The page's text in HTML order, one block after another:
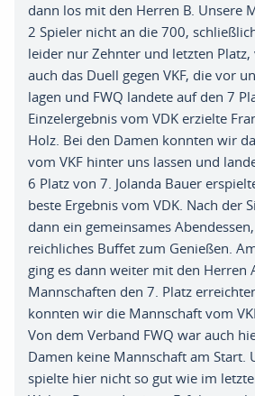
dann los mit den Herren B. Unsere
2 Spieler nicht an die 700,
leider nur Zehnter und letzten Platz,
auch das Duell gegen VKF, die vor
lagen und FWQ landete auf den 7
Einzelergebnis vom VDK erzielte
Holz. Bei den Damen konnten wir
vom VKF hinter uns lassen und
6 Platz von 7. Jolanda Bauer
beste Ergebnis vom VDK. Nach der
dann ein gemeinsames Abendessen,
reichliches Buffet zum Genießen.
ging es dann weiter mit den Herren
Mannschaften den 7. Platz
konnten wir die Mannschaft vom
Von dem Verband FWQ war auch
Damen keine Mannschaft am Start.
spielte hier nicht so gut wie im